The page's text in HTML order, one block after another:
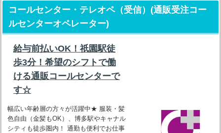
コールセンター・テレオペ（受信）(通販受注コー
ルセンターオペレーター)
給与前払いOK！祇園駅徒
歩3分！希望のシフトで働
ける通販コールセンターで
す☆
幅広い年齢層の方々が活躍中★ 服装・髪
色自由（金髪もOK）、博多駅やキャナル
シティも徒歩圏内！ 通勤も便利でお仕事